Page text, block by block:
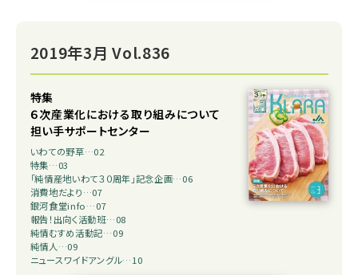
2019年3月 Vol.836
特集
６次産業化における取り組みについて
担い手サポートセンター
いわての野草…02
特集…03
「純情産地いわて３０周年」記念企画…06
消費地だより…07
銀河食堂info…07
報告！出向く活動班…08
純情むすめ活動記…09
純情人…09
ニュースワイドアングル…10